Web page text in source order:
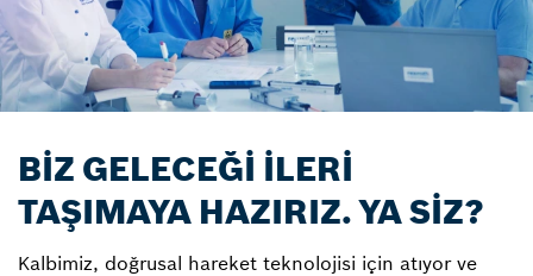
BİZ GELECEĞİ İLERİ
TAŞIMAYA HAZIRIZ. YA SİZ?
Kalbimiz, doğrusal hareket teknolojisi için atıyor ve